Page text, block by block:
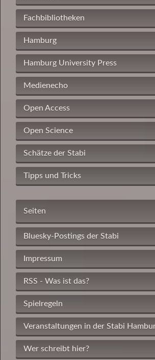
Fachbibliotheken
Hamburg
Hamburg University Press
Medienecho
Open Access
Open Science
Schätze der Stabi
Tipps und Tricks
Seiten
Bluesky-Postings der Stabi
Impressum
RSS - Was ist das?
Spielregeln
Veranstaltungen in der Stabi
Wer schreibt hier?